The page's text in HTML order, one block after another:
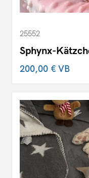
25552
Sphynx-
200,00 €VB